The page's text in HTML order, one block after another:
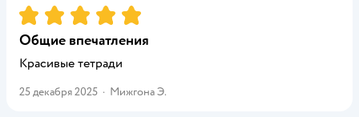
Рейтинг:5
Общие впечатления
Красивые тетради
25 декабря 2025 · Мижгона Э.